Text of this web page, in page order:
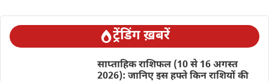
ट्रेंडिंग ख़बरें
साप्ताहिक राशिफल (10 से 16 अगस्त
2026): जानिए इस हफ्ते किन राशियों की